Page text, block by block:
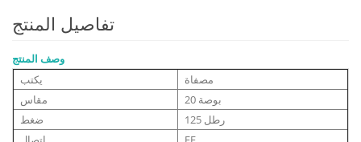
تفاصيل المنتج
وصف المنتج
يكتب
مصفاة
مقاس
20 بوصة
ضغط
125 رطل